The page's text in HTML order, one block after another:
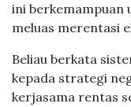
ini berkemampuan
meluas merentasi
Beliau berkata
kepada strategi
kerjasama rentas